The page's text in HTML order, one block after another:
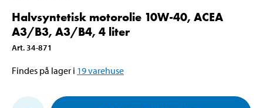
Halvsyntetisk motorolie 10W-40, ACEA
A3/B3, A3/B4, 4 liter
Art. 34-871
Findes på lager i 19varehuse